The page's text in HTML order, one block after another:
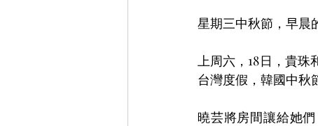
星期三中秋節，早晨
上周六，18日，貴珠
台灣度假，韓國中秋
曉芸將房間讓給她